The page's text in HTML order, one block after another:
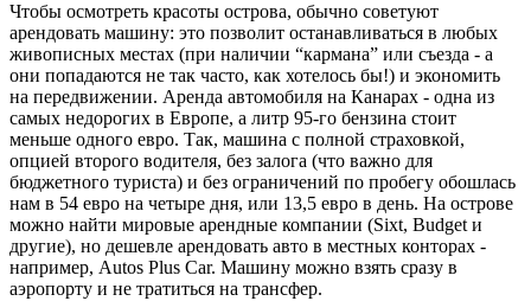
Чтобы осмотреть красоты острова, обычно советуют
арендовать машину: это позволит останавливаться в любых
живописных местах (при наличии “кармана” или съезда - а
они попадаются не так часто, как хотелось бы!) и экономить
на передвижении. Аренда автомобиля на Канарах - одна из
самых недорогих в Европе, а литр 95-го бензина стоит
меньше одного евро. Так, машина с полной страховкой,
опцией второго водителя, без залога (что важно для
бюджетного туриста) и без ограничений по пробегу обошлась
нам в 54 евро на четыре дня, или 13,5 евро в день. На острове
можно найти мировые арендные компании (Sixt, Budget и
другие), но дешевле арендовать авто в местных конторах -
например, Autos Plus Car. Машину можно взять сразу в
аэропорту и не тратиться на трансфер.